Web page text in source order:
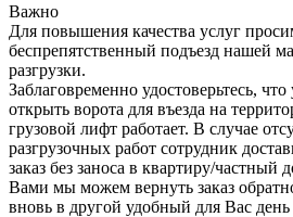
Важно
Для повышения качества услуг
беспрепятственный подъезд нашей
разгрузки.
Заблаговременно удостоверьтесь,
открыть ворота для въезда на
грузовой лифт работает. В случае
разгрузочных работ сотрудник
заказ без заноса в квартиру/
Вами мы можем вернуть заказ
вновь в другой удобный для Вас